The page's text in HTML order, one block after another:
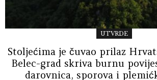
UTVRDE
Stoljećima je čuvao prilaz
Belec-grad skriva burnu
darovnica, sporova i